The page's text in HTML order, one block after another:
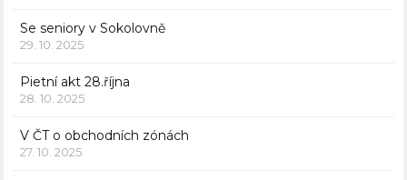
Se seniory v Sokolovně
29. 10. 2025
Pietní akt 28.října
28. 10. 2025
V ČT o obchodních zónách
27. 10. 2025